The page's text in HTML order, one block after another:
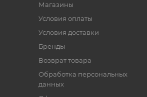
Магазины
Условия оплаты
Условия доставки
Бренды
Возврат товара
Обработка персональных
данных